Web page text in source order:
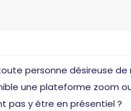
personne désireuse
une plateforme zoom
pas y être en présentiel ?